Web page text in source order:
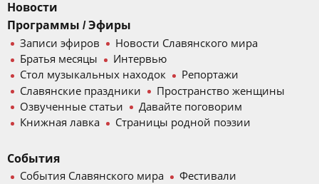
Новости
Программы / Эфиры
Записи эфиров
Новости Славянского мира
Братья месяцы
Интервью
Стол музыкальных находок
Репортажи
Славянские праздники
Пространство женщины
Озвученные статьи
Давайте поговорим
Книжная лавка
Страницы родной поэзии
События
События Славянского мира
Фестивали